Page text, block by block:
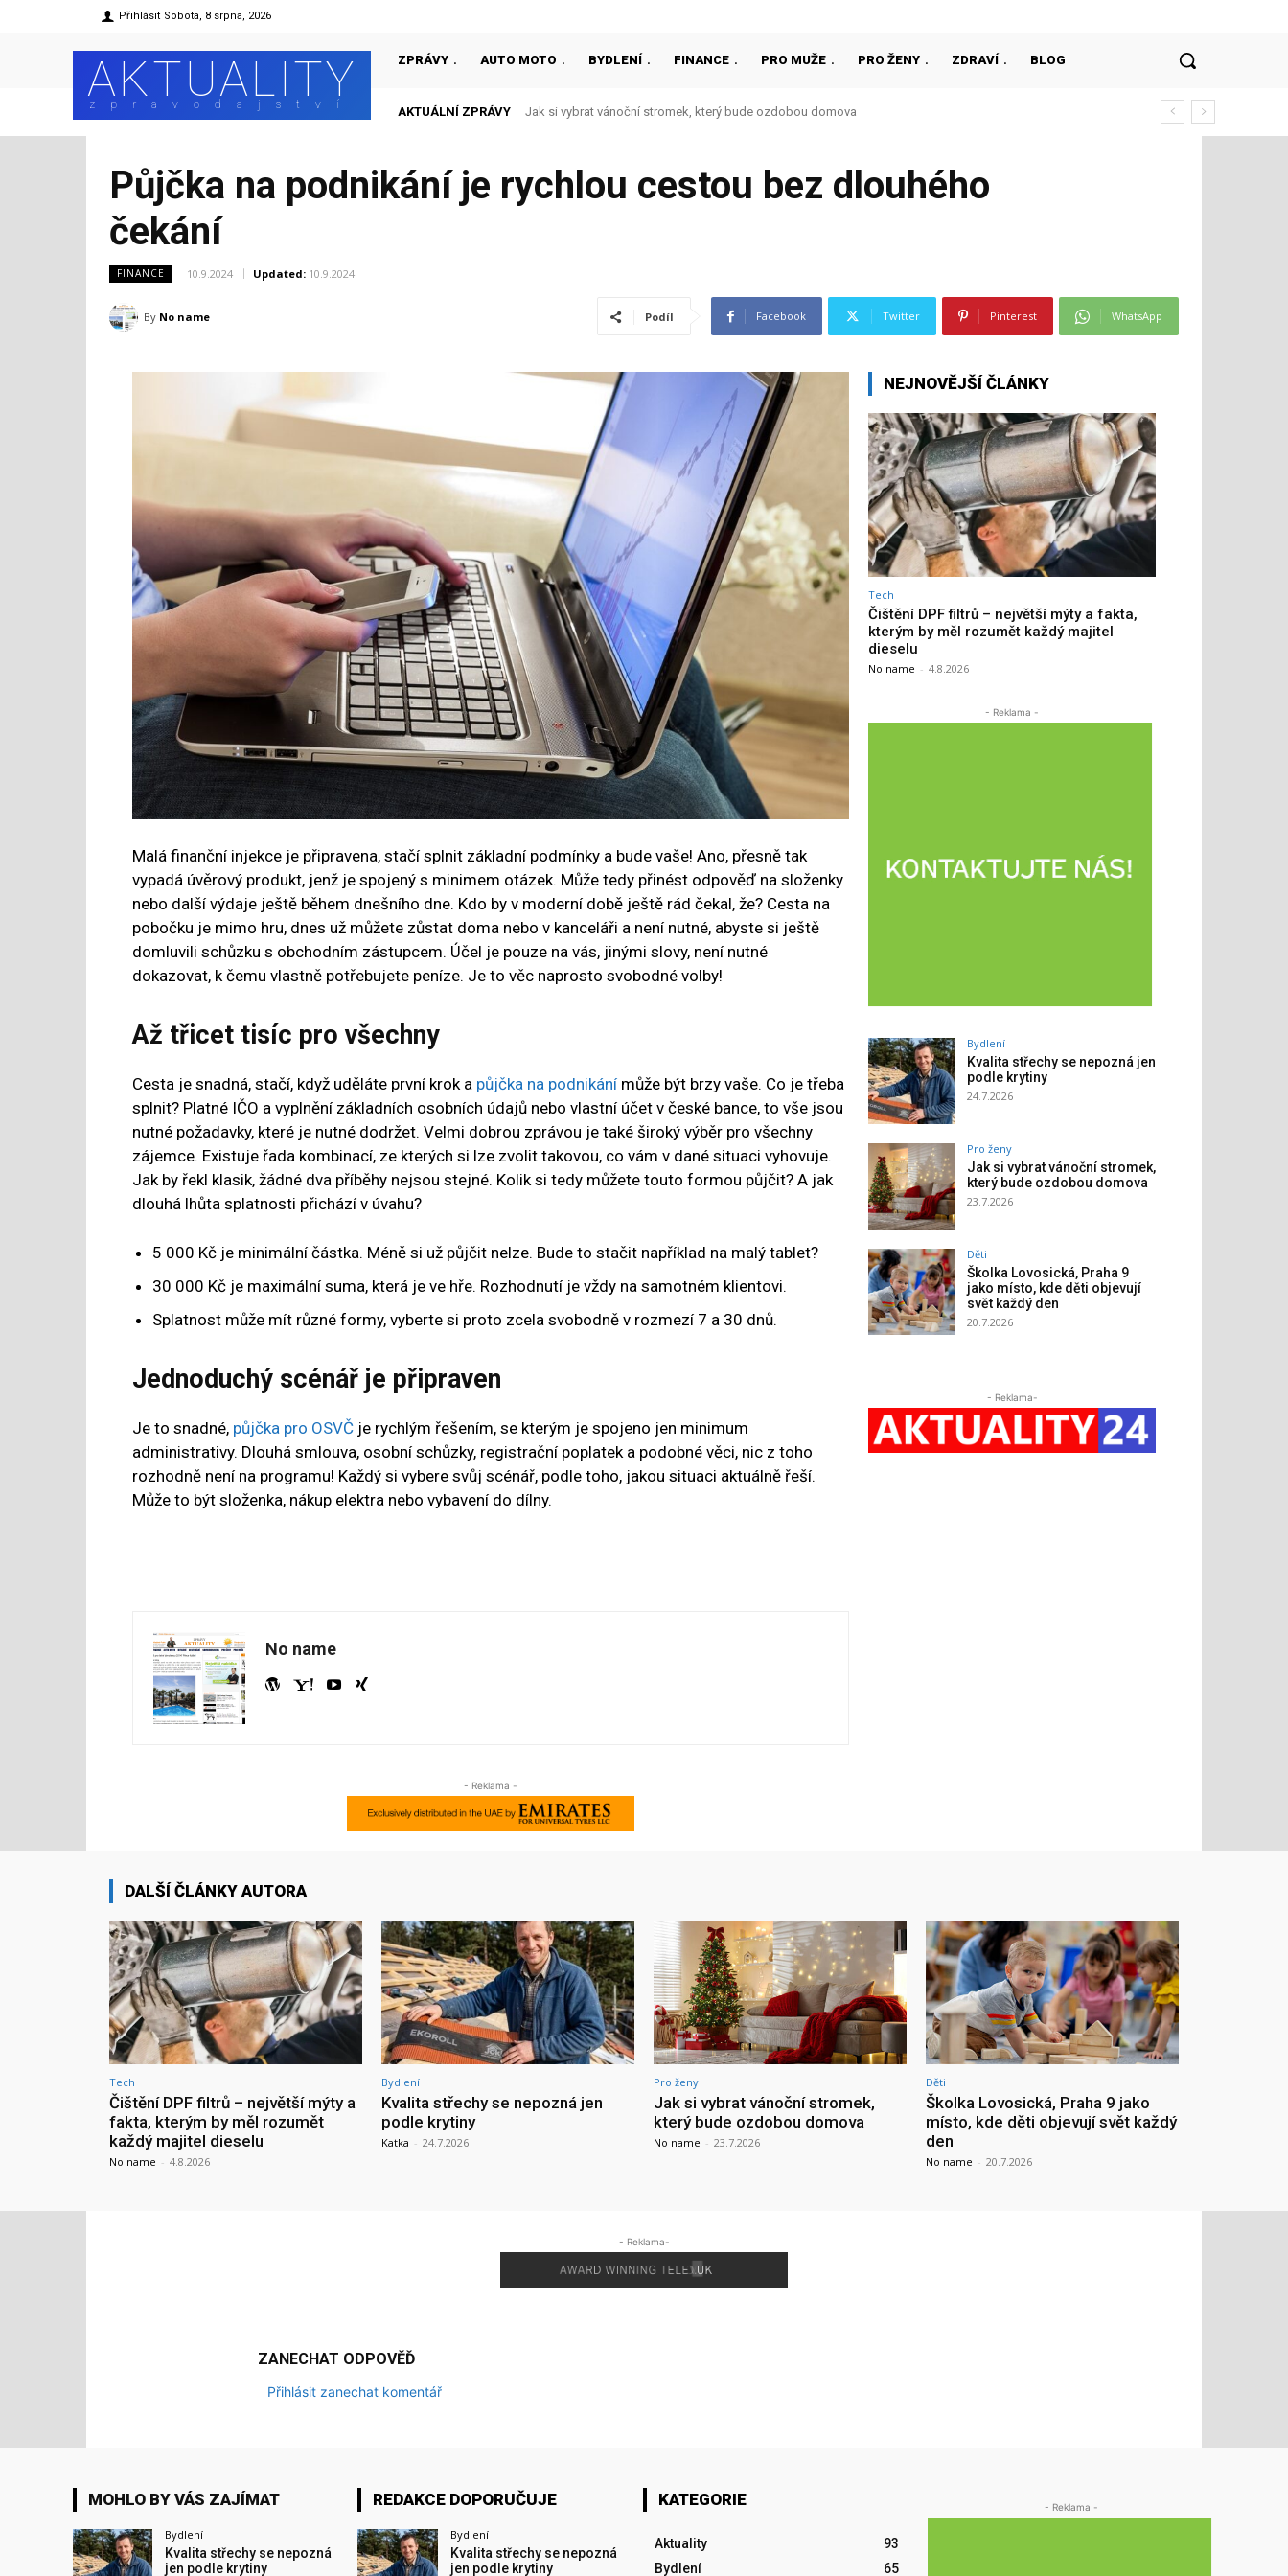
Přihlásit Sobota, 8 srpna, 2026
AKTUALITY
zpravodajství
ZPRÁVY AUTO MOTO BYDLENÍ FINANCE PRO MUŽE PRO ŽENY ZDRAVÍ BLOG
AKTUÁLNÍ ZPRÁVY Jak si vybrat vánoční stromek, který bude ozdobou domova
Půjčka na podnikání je rychlou cestou bez dlouhého
čekání
FINANCE 10.9.2024 Updated: 10.9.2024
By No name Podíl Facebook Twitter Pinterest WhatsApp
Malá finanční injekce je připravena, stačí splnit základní podmínky a bude vaše! Ano, přesně tak
vypadá úvěrový produkt, jenž je spojený s minimem otázek. Může tedy přinést odpověď na složenky
nebo další výdaje ještě během dnešního dne. Kdo by v moderní době ještě rád čekal, že? Cesta na
pobočku je mimo hru, dnes už můžete zůstat doma nebo v kanceláři a není nutné, abyste si ještě
domluvili schůzku s obchodním zástupcem. Účel je pouze na vás, jinými slovy, není nutné
dokazovat, k čemu vlastně potřebujete peníze. Je to věc naprosto svobodné volby!
Až třicet tisíc pro všechny
Cesta je snadná, stačí, když uděláte první krok a půjčka na podnikání může být brzy vaše. Co je třeba
splnit? Platné IČO a vyplnění základních osobních údajů nebo vlastní účet v české bance, to vše jsou
nutné požadavky, které je nutné dodržet. Velmi dobrou zprávou je také široký výběr pro všechny
zájemce. Existuje řada kombinací, ze kterých si lze zvolit takovou, co vám v dané situaci vyhovuje.
Jak by řekl klasik, žádné dva příběhy nejsou stejné. Kolik si tedy můžete touto formou půjčit? A jak
dlouhá lhůta splatnosti přichází v úvahu?
5 000 Kč je minimální částka. Méně si už půjčit nelze. Bude to stačit například na malý tablet?
30 000 Kč je maximální suma, která je ve hře. Rozhodnutí je vždy na samotném klientovi.
Splatnost může mít různé formy, vyberte si proto zcela svobodně v rozmezí 7 a 30 dnů.
Jednoduchý scénář je připraven
Je to snadné, půjčka pro OSVČ je rychlým řešením, se kterým je spojeno jen minimum
administrativy. Dlouhá smlouva, osobní schůzky, registrační poplatek a podobné věci, nic z toho
rozhodně není na programu! Každý si vybere svůj scénář, podle toho, jakou situaci aktuálně řeší.
Může to být složenka, nákup elektra nebo vybavení do dílny.
No name
- Reklama -
NEJNOVĚJŠÍ ČLÁNKY
Tech
Čištění DPF filtrů – největší mýty a fakta,
kterým by měl rozumět každý majitel
dieselu
No name - 4.8.2026
- Reklama -
Bydlení
Kvalita střechy se nepozná jen
podle krytiny
24.7.2026
Pro ženy
Jak si vybrat vánoční stromek,
který bude ozdobou domova
23.7.2026
Děti
Školka Lovosická, Praha 9
jako místo, kde děti objevují
svět každý den
20.7.2026
- Reklama-
DALŠÍ ČLÁNKY AUTORA
Tech
Čištění DPF filtrů – největší mýty a
fakta, kterým by měl rozumět
každý majitel dieselu
No name - 4.8.2026
Bydlení
Kvalita střechy se nepozná jen
podle krytiny
Katka - 24.7.2026
Pro ženy
Jak si vybrat vánoční stromek,
který bude ozdobou domova
No name - 23.7.2026
Děti
Školka Lovosická, Praha 9 jako
místo, kde děti objevují svět každý
den
No name - 20.7.2026
- Reklama-
ZANECHAT ODPOVĚĎ
Přihlásit zanechat komentář
MOHLO BY VÁS ZAJÍMAT
Bydlení
Kvalita střechy se nepozná
jen podle krytiny
REDAKCE DOPORUČUJE
Bydlení
Kvalita střechy se nepozná
jen podle krytiny
KATEGORIE
Aktuality
93
Bydlení
65
- Reklama -